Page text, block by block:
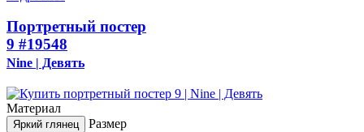
Портретный постер
9 #19548
Nine | Девять
Материал
Яркий глянец Размер